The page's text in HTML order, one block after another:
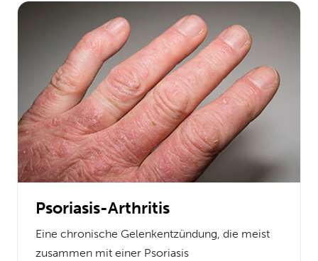
Psoriasis-Arthritis
Eine chronische Gelenkentzündung, die meist
zusammen mit einer Psoriasis